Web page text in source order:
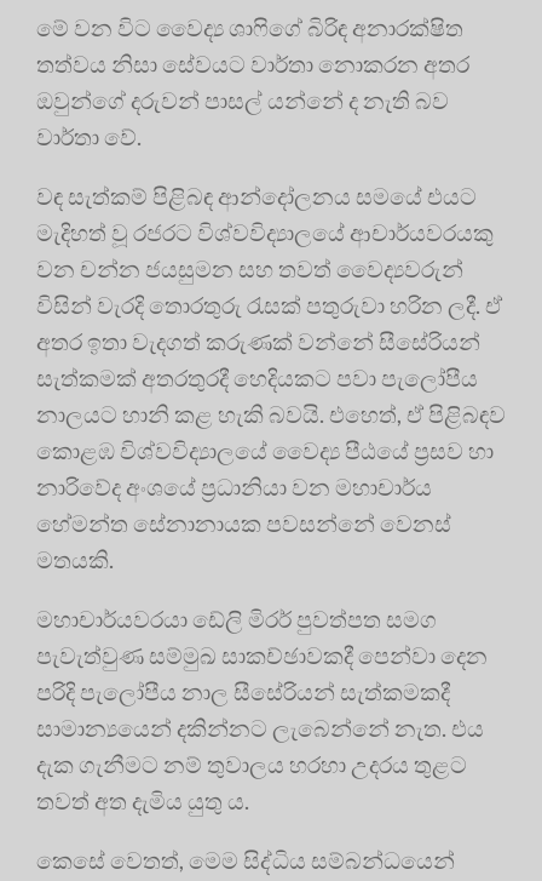
මේ වන විට වෛද්‍ය ශාෆිගේ බිරිඳ අනාරක්ෂිත
තත්වය නිසා සේවයට වාර්තා නොකරන අතර
ඔවුන්ගේ දරුවන් පාසල් යන්නේ ද නැති බව
වාර්තා වේ.
වඳ සැත්කම් පිළිබඳ ආන්දෝලනය සමයේ එයට
මැදිහත් වූ රජරට විශ්වවිද්‍යාලයේ ආචාර්යවරයකු
වන චන්න ජයසුමන සහ තවත් වෛද්‍යවරුන්
විසින් වැරදි තොරතුරු රැසක් පතුරුවා හරින ලදී. ඒ
අතර ඉතා වැදගත් කරුණක් වන්නේ සීසේරියන්
සැත්කමක් අතරතුරදී හෙදියකට පවා පැලෝපීය
නාලයට හානි කළ හැකි බවයි. එහෙත්, ඒ පිළිබඳව
කොළඹ විශ්වවිද්‍යාලයේ වෛද්‍ය පීඨයේ ප්‍රසව හා
නාරිවේද අංශයේ ප්‍රධානියා වන මහාචාර්ය
හේමන්ත සේනානායක පවසන්නේ වෙනස්
මතයකි.
මහාචාර්යවරයා ඩේලි මිරර් පුවත්පත සමග
පැවැත්වුණ සම්මුඛ සාකච්ඡාවකදී පෙන්වා දෙන
පරිදි පැලෝපීය නාල සීසේරියන් සැත්කමකදී
සාමාන්‍යයෙන් දකින්නට ලැබෙන්නේ නැත. එය
දැක ගැනීමට නම් තුවාලය හරහා උදරය තුළට
තවත් අත දැමිය යුතු ය.
කෙසේ වෙතත්, මෙම සිද්ධිය සම්බන්ධයෙන්